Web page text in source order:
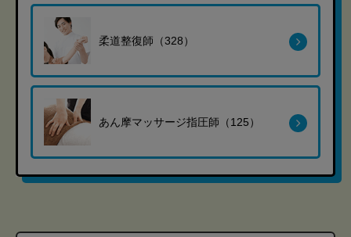
柔道整復師（328）
あん摩マッサージ指圧師（125）